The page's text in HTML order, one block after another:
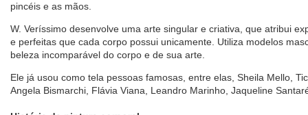
pincéis e as mãos.
W. Veríssimo desenvolve uma arte singular e criativa, que atribui
e perfeitas que cada corpo possui unicamente. Utiliza modelos
beleza incomparável do corpo e de sua arte.
Ele já usou como tela pessoas famosas, entre elas, Sheila Mello,
Angela Bismarchi, Flávia Viana, Leandro Marinho, Jaqueline